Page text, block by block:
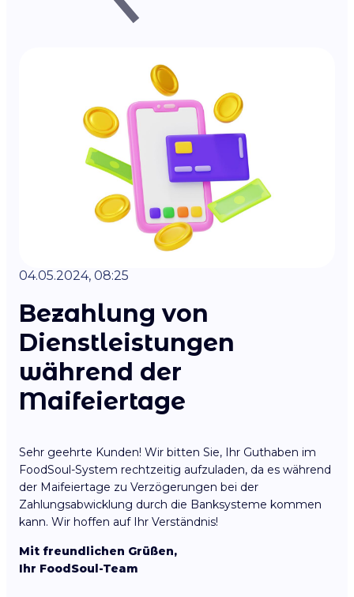
04.05.2024, 08:25
Bezahlung von
Dienstleistungen
während der
Maifeiertage
Sehr geehrte Kunden! Wir bitten Sie, Ihr Guthaben im
FoodSoul-System rechtzeitig aufzuladen, da es während
der Maifeiertage zu Verzögerungen bei der
Zahlungsabwicklung durch die Banksysteme kommen
kann. Wir hoffen auf Ihr Verständnis!
Mit freundlichen Grüßen,
Ihr FoodSoul-Team